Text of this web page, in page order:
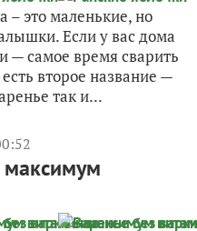
– это маленькие, но
Если у вас дома
— самое время сварить
второе название —
так и...
максимум